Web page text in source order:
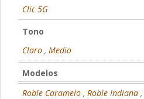
Clic 5G
Tono
Claro , Medio
Modelos
Roble Caramelo , Roble Indiana ,